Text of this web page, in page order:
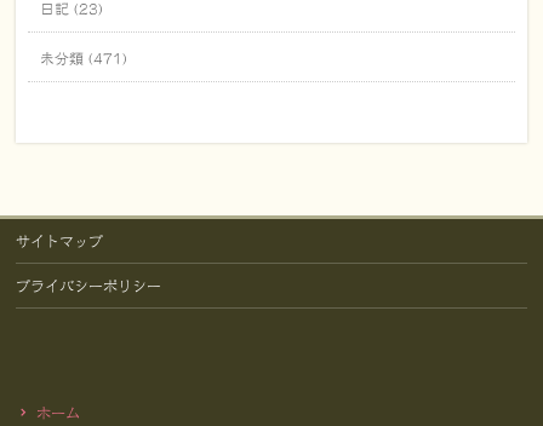
日記 (23)
未分類 (471)
サイトマップ
プライバシーポリシー
ホーム